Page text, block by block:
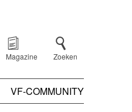
Magazine Zoeken
VF-COMMUNITY